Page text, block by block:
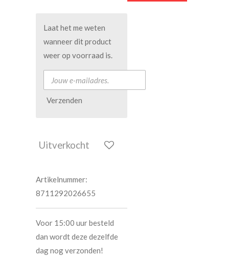
Laat het me weten
wanneer dit product
weer op voorraad is.
Verzenden
Uitverkocht
Artikelnummer:
8711292026655
Voor 15:00 uur besteld
dan wordt deze dezelfde
dag nog verzonden!